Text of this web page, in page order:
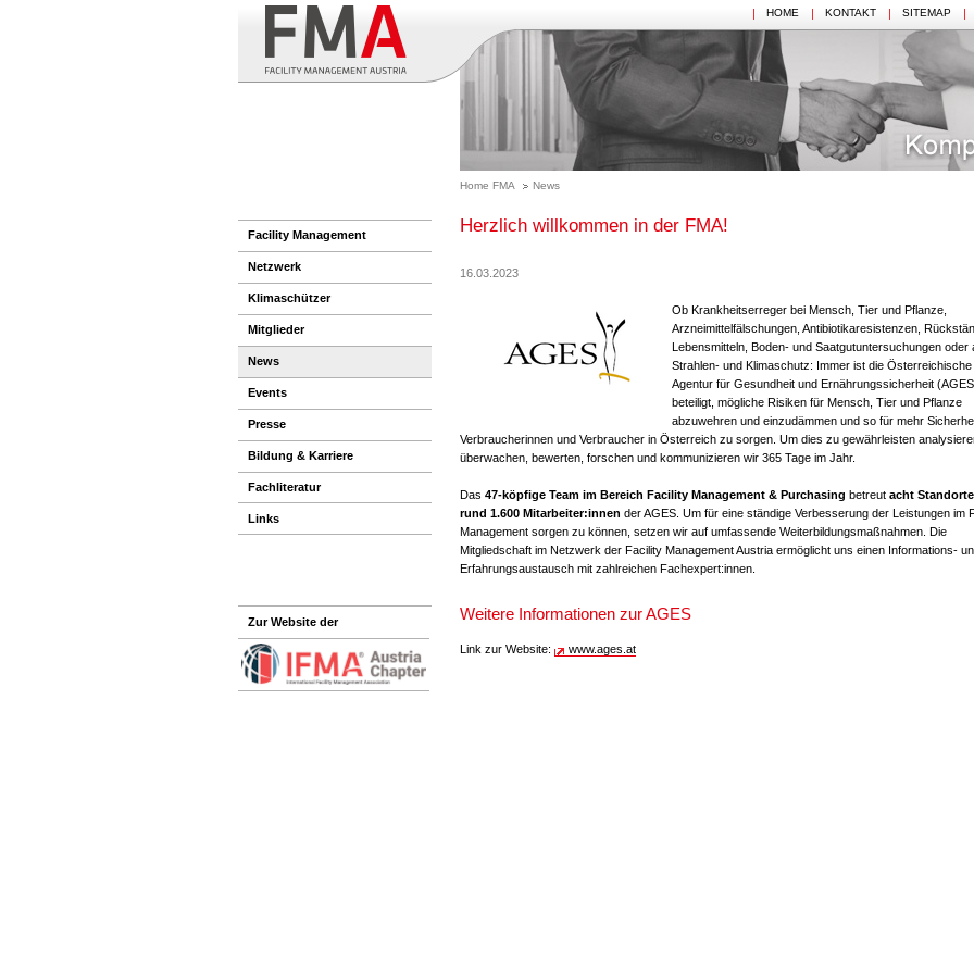
HOME KONTAKT SITEMAP
Home FMA News
Facility Management
Netzwerk
Klimaschützer
Mitglieder
News
Events
Presse
Bildung & Karriere
Fachliteratur
Links
Zur Website der
Herzlich willkommen in der FMA!
16.03.2023
Ob Krankheitserreger bei Mensch, Tier und Pflanze,
Arzneimittelfälschungen, Antibiotikaresistenzen,
Lebensmitteln, Boden- und Saatgutuntersuchungen oder
Strahlen- und Klimaschutz: Immer ist die Österreichische
Agentur für Gesundheit und Ernährungssicherheit
beteiligt, mögliche Risiken für Mensch, Tier und Pflanze
abzuwehren und einzudämmen und so für mehr
Verbraucherinnen und Verbraucher in Österreich zu sorgen. Um dies zu gewährleisten
überwachen, bewerten, forschen und kommunizieren wir 365 Tage im Jahr.
Das 47-köpfige Team im Bereich Facility Management & Purchasing betreut acht Standorte
rund 1.600 Mitarbeiter:innen der AGES. Um für eine ständige Verbesserung der Leistungen im
Management sorgen zu können, setzen wir auf umfassende Weiterbildungsmaßnahmen. Die
Mitgliedschaft im Netzwerk der Facility Management Austria ermöglicht uns einen Informations-
Erfahrungsaustausch mit zahlreichen Fachexpert:innen.
Weitere Informationen zur AGES
Link zur Website: www.ages.at